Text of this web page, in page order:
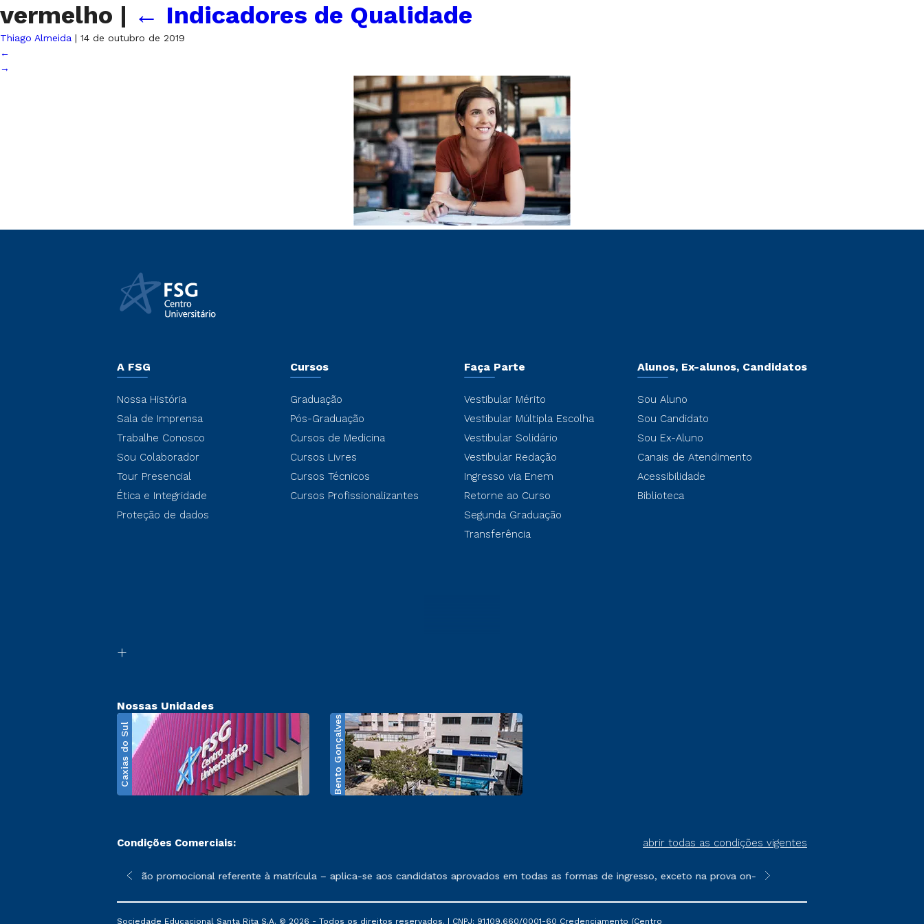
vermelho | ← Indicadores de Qualidade
Thiago Almeida | 14 de outubro de 2019
←
→
A FSG
Nossa História
Sala de Imprensa
Trabalhe Conosco
Sou Colaborador
Tour Presencial
Ética e Integridade
Proteção de dados
Cursos
Graduação
Pós-Graduação
Cursos de Medicina
Cursos Livres
Cursos Técnicos
Cursos Profissionalizantes
Faça Parte
Vestibular Mérito
Vestibular Múltipla Escolha
Vestibular Solidário
Vestibular Redação
Ingresso via Enem
Retorne ao Curso
Segunda Graduação
Transferência
Alunos, Ex-alunos, Candidatos
Sou Aluno
Sou Candidato
Sou Ex-Aluno
Canais de Atendimento
Acessibilidade
Biblioteca
Nossas Unidades
Caxias do Sul Bento Gonçalves
Condições Comerciais: abrir todas as condições vigentes
sofrer alterações nos períodos de rematrícula conforme exposto no contrato de prestação de serviços.
*A condição promocional referente à matrícula – aplica-se aos candidatos aprovados em todas as formas de ingresso, exceto na prova on-line ou agendada, que ofertam
**Semipresencial é um formato do
Sociedade Educacional Santa Rita S.A. © 2026 - Todos os direitos reservados. | CNPJ: 91.109.660/0001-60 Credenciamento (Centro